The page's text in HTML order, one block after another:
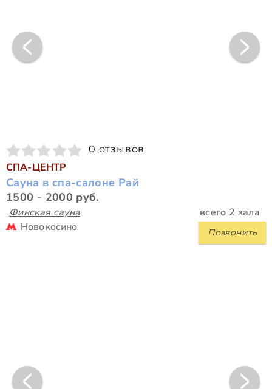
0 отзывов
СПА-ЦЕНТР
Сауна в спа-салоне Рай
1500 - 2000 руб.
Финская сауна всего 2 зала
Позвонить
Новокосино